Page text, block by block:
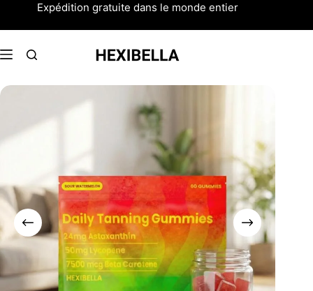
contenu
Expédition gratuite dans le monde entier